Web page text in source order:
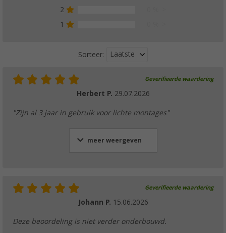
2
1
Sorteer: Laatste
Geverifieerde waardering
Herbert P. 29.07.2026
"Zijn al 3 jaar in gebruik voor lichte montages"
meer weergeven
Geverifieerde waardering
Johann P. 15.06.2026
Deze beoordeling is niet verder onderbouwd.